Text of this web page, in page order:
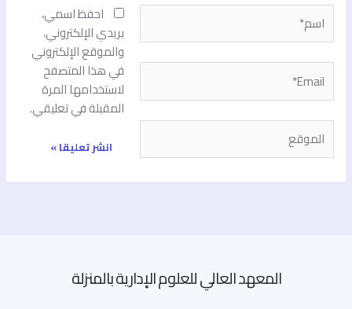
اسم*
Email*
الموقع
احفظ اسمي،
بريدي الإلكتروني،
والموقع الإلكتروني
في هذا المتصفح
لاستخدامها المرة
المقبلة في تعليقي.
المعهد العالي للعلوم الإدارية بالمنزلة